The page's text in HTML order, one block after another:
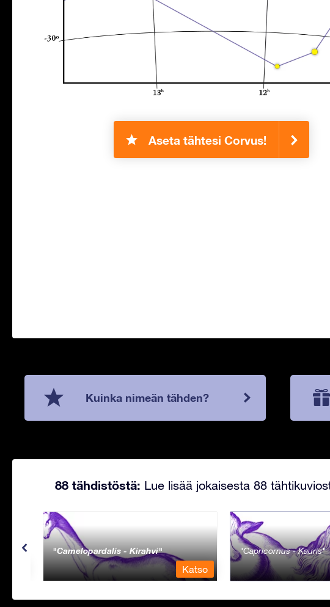
Aseta tähtesi Corvus!
Kuinka nimeän tähden?
88 tähdistöstä: Lue lisää jokaisesta 88
Camelopardalis - Kirahvi
Katso
Capricornus - Kauris